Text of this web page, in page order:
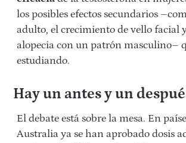
los posibles efectos secundarios
adulto, el crecimiento de vello facial
alopecia con un patrón masculino–
estudiando.
Hay un antes y un
El debate está sobre la mesa. En
Australia ya se han aprobado dosis